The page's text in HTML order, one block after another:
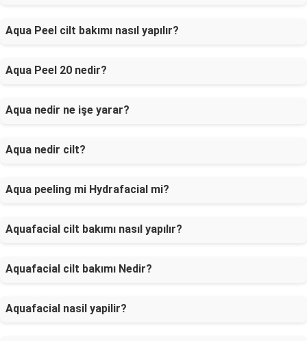
Aqua Peel cilt bakımı nasıl yapılır?
Aqua Peel 20 nedir?
Aqua nedir ne işe yarar?
Aqua nedir cilt?
Aqua peeling mi Hydrafacial mi?
Aquafacial cilt bakımı nasıl yapılır?
Aquafacial cilt bakımı Nedir?
Aquafacial nasil yapilir?